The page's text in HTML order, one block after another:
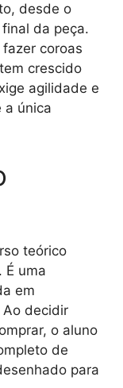
desde o
da peça.
coroas
crescido
agilidade e
a única
teórico
É uma
em
Ao decidir
o aluno
de
para